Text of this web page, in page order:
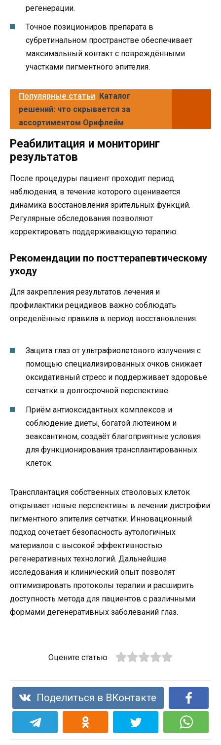
регенерации.
Точное позициониров препарата в
субретинальном пространстве обеспечивает
максимальный контакт с повреждёнными
участками пигментного эпителия.
Популярные статьи Каталог
решений: что скрывается за
ассортиментом Орифлейм
Реабилитация и мониторинг
результатов
После процедуры пациент проходит период
наблюдения, в течение которого оценивается
динамика восстановления зрительных функций.
Регулярные обследования позволяют
корректировать поддерживающую терапию.
Рекомендации по посттерапевтическому
уходу
Для закрепления результатов лечения и
профилактики рецидивов важно соблюдать
определённые правила в период восстановления.
Защита глаз от ультрафиолетового излучения с
помощью специализированных очков снижает
оксидативный стресс и поддерживает здоровье
сетчатки в долгосрочной перспективе.
Приём антиоксидантных комплексов и
соблюдение диеты, богатой лютеином и
зеаксантином, создаёт благоприятные условия
для функционирования трансплантированных
клеток.
Трансплантация собственных стволовых клеток
открывает новые перспективы в лечении дистрофии
пигментного эпителия сетчатки. Инновационный
подход сочетает безопасность аутологичных
материалов с высокой эффективностью
регенеративных технологий. Дальнейшие
исследования и клинический опыт позволят
оптимизировать протоколы терапии и расширить
доступность метода для пациентов с различными
формами дегенеративных заболеваний глаз.
Оцените статью
Поделиться в ВКонтакте